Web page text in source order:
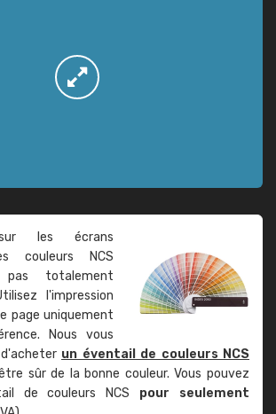
les écrans
couleurs NCS
pas totalement
l'impression
page uniquement
Nous vous
un éventail de couleurs NCS
sûr de la bonne couleur. Vous pouvez
de couleurs NCS pour seulement